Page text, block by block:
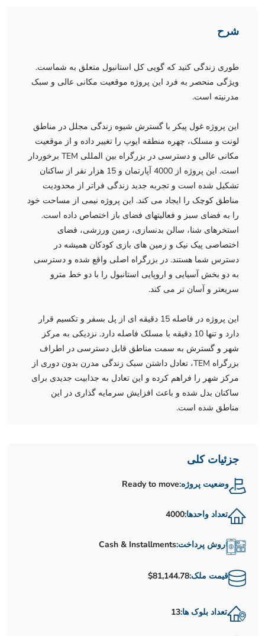
شرح
طوری زندگی کنید که گویی کل استانبول متعلق به شماست.
ویژگی منحصر به فرد این پروژه موقعیت مکانی عالی و سبک
مدرنیته است.
این پروژه غول پیکر با گسترش شیوه زندگی مجلل در مناطق
لونت و مسلک، چهره منطقه ایوپ را تغییر داده و از موقعیت
مکانی عالی و دسترسی در بزرگراه بین المللی TEM برخوردار
است. این پروژه از 4000 آپارتمان و 15 هزار نفر از ساکنان
تشکیل شده است و تجربه جدید زندگی فراتر از محدودیت
مناطق کوچک را ایجاد می کند. این پروژه نیمی از مساحت خود
را به فضای سبز و فعالیتهای فضای باز اختصاص داده است.
استخرهای شنا، سالن بدنسازی، زمین ورزشی، فضای
اختصاصی پیک نیک و زمین های بازی کودکان همیشه در
دسترس شما هستند. در بزرگراه اصلی واقع شده و دسترسی
به دو بخش آسیایی و اروپایی استانبول را با دو خط مترو
سریعتر و آسان تر می کند.
این پروژه در فاصله 15 دقیقه ای از پل بسفر و تکسیم قرار
دارد و تنها 10 دقیقه با مسلک فاصله دارد. نزدیکی به مرکز
شهر و گسترش به سمت مناطق قابل دسترسی در اطراف
بزرگراه TEM، تعادل داشتن سبک زندگی مدرن بدون دوری از
مرکز شهر را فراهم کرده و این تعادل به جذابیت جدیدی برای
ساکنان بدل شده و باعث افزایش سرمایه گذاری در این
مناطق شده است.
جزئیات کلی
وضعیت پروژه:Ready to move
تعداد واحدها:4000
روش پرداخت:Cash & Installments
قیمت ملک:$81,144.78
تعداد بلوک ها:13